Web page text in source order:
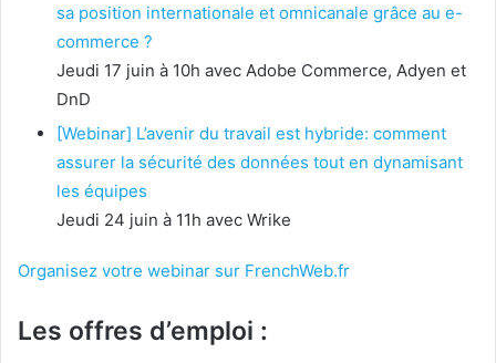
sa position internationale et omnicanale grâce au e-
commerce ?
Jeudi 17 juin à 10h avec Adobe Commerce, Adyen et
DnD
[Webinar] L’avenir du travail est hybride: comment
assurer la sécurité des données tout en dynamisant
les équipes
Jeudi 24 juin à 11h avec Wrike
Organisez votre webinar sur FrenchWeb.fr
Les offres d’emploi :